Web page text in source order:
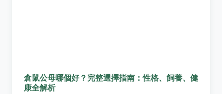
倉鼠公母哪個好？完整選擇指南：性格、飼養、健
康全解析